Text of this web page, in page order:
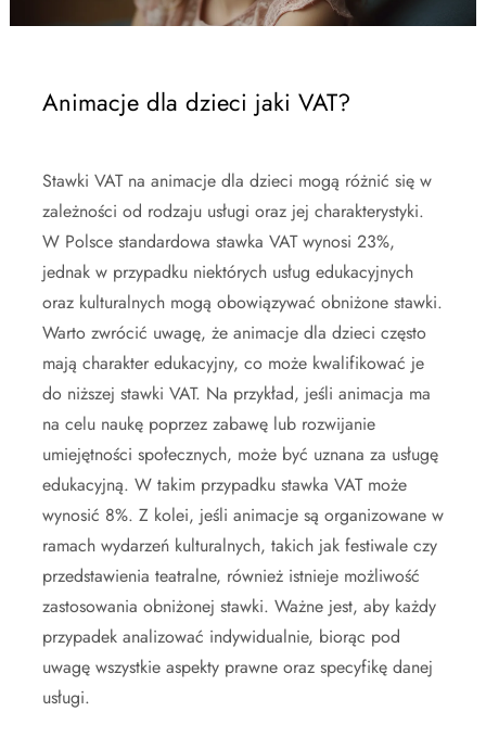
Animacje dla dzieci jaki VAT?
Stawki VAT na animacje dla dzieci mogą różnić się w
zależności od rodzaju usługi oraz jej charakterystyki.
W Polsce standardowa stawka VAT wynosi 23%,
jednak w przypadku niektórych usług edukacyjnych
oraz kulturalnych mogą obowiązywać obniżone stawki.
Warto zwrócić uwagę, że animacje dla dzieci często
mają charakter edukacyjny, co może kwalifikować je
do niższej stawki VAT. Na przykład, jeśli animacja ma
na celu naukę poprzez zabawę lub rozwijanie
umiejętności społecznych, może być uznana za usługę
edukacyjną. W takim przypadku stawka VAT może
wynosić 8%. Z kolei, jeśli animacje są organizowane w
ramach wydarzeń kulturalnych, takich jak festiwale czy
przedstawienia teatralne, również istnieje możliwość
zastosowania obniżonej stawki. Ważne jest, aby każdy
przypadek analizować indywidualnie, biorąc pod
uwagę wszystkie aspekty prawne oraz specyfikę danej
usługi.